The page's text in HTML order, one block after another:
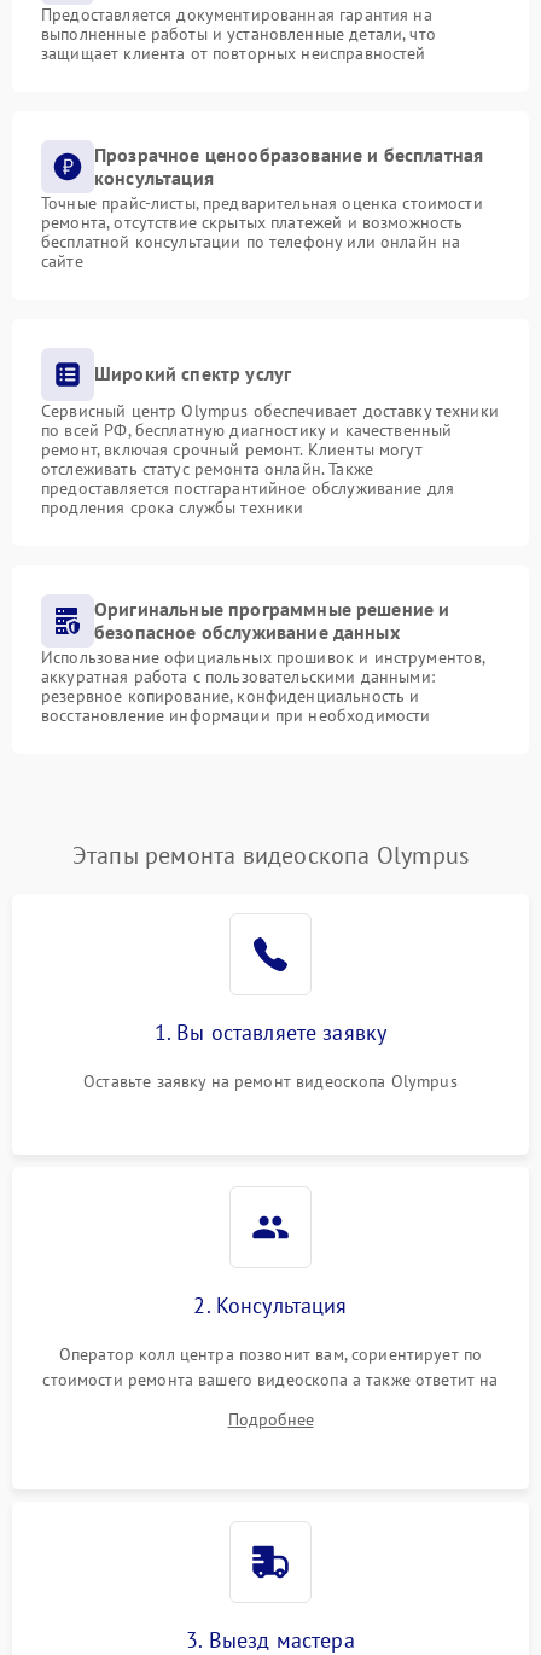
Предоставляется документированная гарантия на
выполненные работы и установленные детали, что
защищает клиента от повторных неисправностей
Прозрачное ценообразование и бесплатная
консультация
Точные прайс-листы, предварительная оценка стоимости
ремонта, отсутствие скрытых платежей и возможность
бесплатной консультации по телефону или онлайн на
сайте
Широкий спектр услуг
Сервисный центр Olympus обеспечивает доставку техники
по всей РФ, бесплатную диагностику и качественный
ремонт, включая срочный ремонт. Клиенты могут
отслеживать статус ремонта онлайн. Также
предоставляется постгарантийное обслуживание для
продления срока службы техники
Оригинальные программные решение и
безопасное обслуживание данных
Использование официальных прошивок и инструментов,
аккуратная работа с пользовательскими данными:
резервное копирование, конфиденциальность и
восстановление информации при необходимости
Этапы ремонта видеоскопа Olympus
1. Вы оставляете заявку
Оставьте заявку на ремонт видеоскопа Olympus
2. Консультация
Оператор колл центра позвонит вам, сориентирует по
стоимости ремонта вашего видеоскопа а также ответит на
Подробнее
3. Выезд мастера